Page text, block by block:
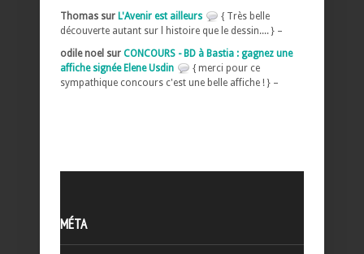
Thomas sur L'Avenir est ailleurs
{ Très belle
découverte autant sur l histoire que le dessin.... } –
odile noel sur CONCOURS - BD à Bastia : gagnez une
affiche signée Elene Usdin
{ merci pour ce
sympathique concours c'est une belle affiche ! } –
MÉTA